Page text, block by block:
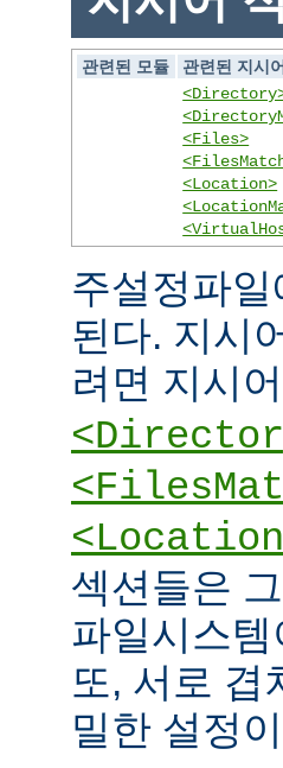
관련된 모듈
관련된 지시어
<Files>
<Location>
주설정파
된다. 지시
려면 지시
섹션들은
파일시스
또, 서로 겹
밀한 설정